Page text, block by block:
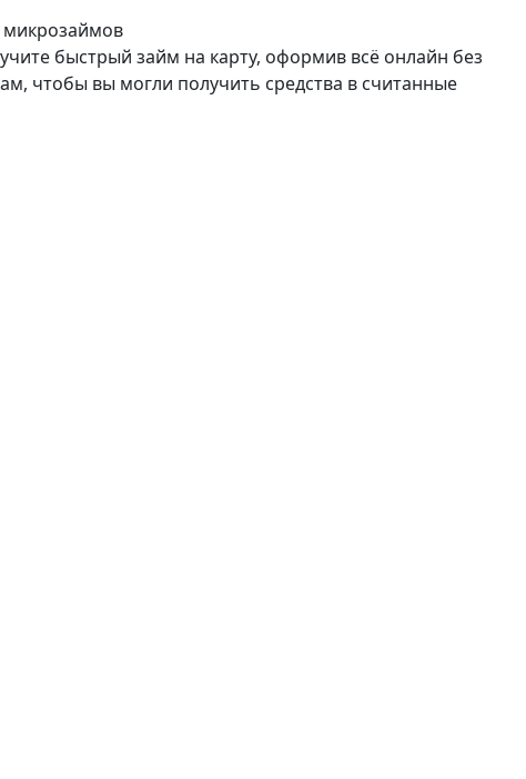
микрозаймов
быстрый займ на карту, оформив всё онлайн без
чтобы вы могли получить средства в считанные